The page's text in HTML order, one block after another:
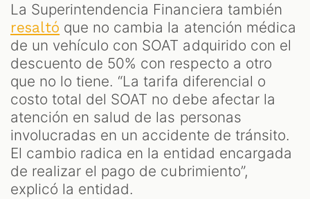
La Superintendencia Financiera también
resaltó que no cambia la atención médica
de un vehículo con SOAT adquirido con el
descuento de 50% con respecto a otro
que no lo tiene. “La tarifa diferencial o
costo total del SOAT no debe afectar la
atención en salud de las personas
involucradas en un accidente de tránsito.
El cambio radica en la entidad encargada
de realizar el pago de cubrimiento”,
explicó la entidad.